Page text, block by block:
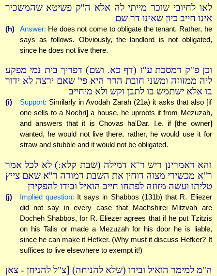
לאו לחיובי שוכר מייתי לה אלא ה''ק פשיטא שהמשכיר
אינו חייב כיון שאינו דר שם
(h) Answer: He does not come to obligate the tenant. Rather, he
says as follows. Obviously, the landlord is not obligated,
since he does not live there.
וכן פ''ק דמסכת ע''ז (דף כא. ושם) דפריך בית נמי מפקע
ליה ממזוזה ומשני חובת הדר היא פי' שאם ירצה לא ידור
בו אלא ישתמש בו לתבן וקש ולא מיחייב
(i) Support: Similarly in Avodah Zarah (21a) it asks that also [if
one sells to a Nochri] a house, he uproots it from Mezuzah,
and answers that it is Chovas ha'Dar. I.e. if [the owner]
wanted, he would not live there, rather, he would use it for
straw and stubble and it would not be obligated.
והא דאמרינן ריש ר''א דמילה (שבת קלא:) לא לכל אמר
ר''א מכשירי מצוה דוחין את השבת דמודה ר''א שאם צייץ
טליתו ועשה מזוזה לפתחו חייב הואיל ובידו להפקירן
(j) Implied question: It says in Shabbos (131b) that R. Eliezer
did not say in every case that Machshirei Mitzvah are
Docheh Shabbos, for R. Eliezer agrees that if he put Tzitzis
on his Talis or made a Mezuzah for his door he is liable,
since he can make it Hefker. (Why must it discuss Hefker? It
suffices to live elsewhere to exempt it!)
ה''מ למימר הואיל ובידו (שלא להניחה) [צ"ל להניחן - צאן